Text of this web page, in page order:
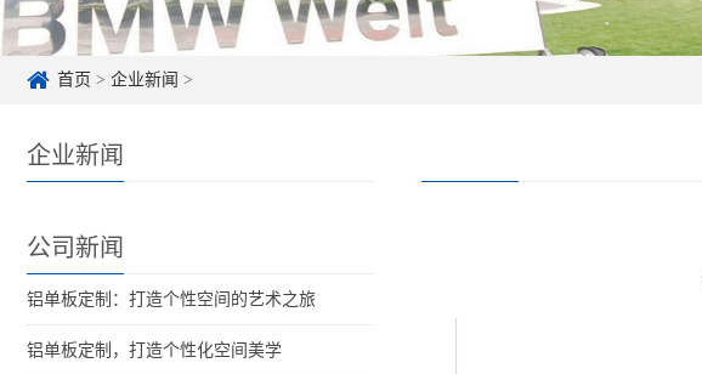
首页 > 企业新闻 >
企业新闻
公司新闻
铝单板定制：打造个性空间的艺术之旅
铝单板定制，打造个性化空间美学